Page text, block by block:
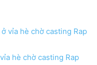
hè chờ casting Rap